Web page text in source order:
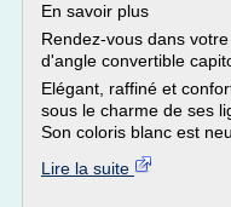
En savoir plus
Rendez-vous dans
d'angle convertible
Elégant, raffiné et
sous le charme de ses
Son coloris blanc est
Lire la suite